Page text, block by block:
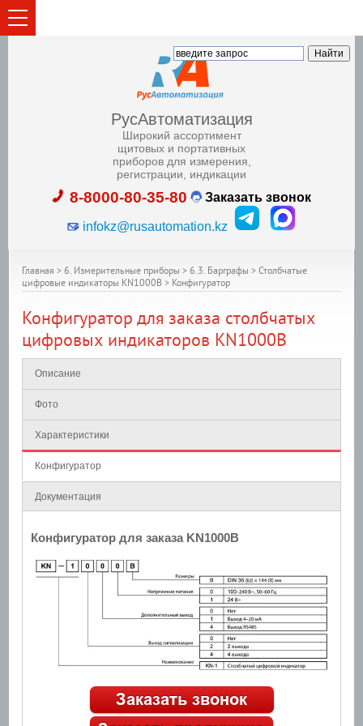
РусАвтоматизация
Широкий ассортимент
щитовых и портативных
приборов для измерения,
регистрации, индикации
8-8000-80-35-80 Заказать звонок
infokz@rusautomation.kz
Главная > 6. Измерительные приборы > 6.3. Барграфы > Столбчатые
цифровые индикаторы KN1000B > Конфигуратор
Конфигуратор для заказа столбчатых
цифровых индикаторов KN1000B
Описание
Фото
Характеристики
Конфигуратор
Документация
Конфигуратор для заказа KN1000B